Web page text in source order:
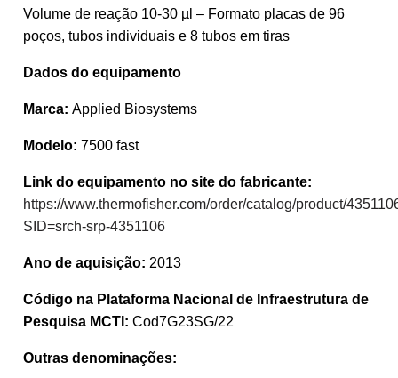
Volume de reação 10-30 µl – Formato placas de 96
poços, tubos individuais e 8 tubos em tiras
Dados do equipamento
Marca: Applied Biosystems
Modelo: 7500 fast
Link do equipamento no site do fabricante:
https://www.thermofisher.com/order/catalog/product/
SID=srch-srp-4351106
Ano de aquisição: 2013
Código na Plataforma Nacional de Infraestrutura de
Pesquisa MCTI: Cod7G23SG/22
Outras denominações: